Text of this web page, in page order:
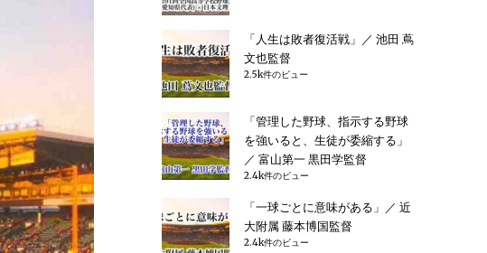
「人生は敗者復活戦」／ 池田 蔦
文也監督
2.5k件のビュー
「管理した野球、指示する野球
を強いると、生徒が委縮する」
／ 富山第一 黒田学監督
2.4k件のビュー
「一球ごとに意味がある」／ 近
大附属 藤本博国監督
2.4k件のビュー